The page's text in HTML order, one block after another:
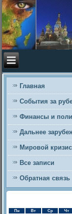
Главная
События за
Финансы и
Дальнее
Мировой кризис
Все записи
Обратная связь
Пн Вт Ср Чт